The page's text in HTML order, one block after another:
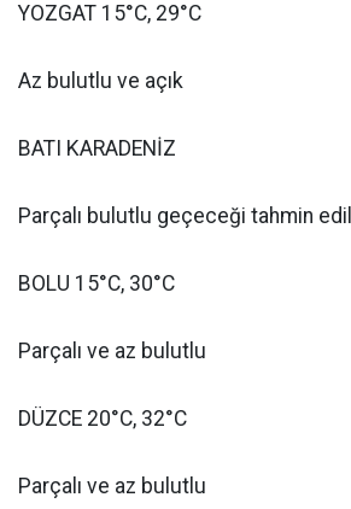
YOZGAT 15°C, 29°C
Az bulutlu ve açık
BATI KARADENİZ
Parçalı bulutlu geçeceği tahmin
BOLU 15°C, 30°C
Parçalı ve az bulutlu
DÜZCE 20°C, 32°C
Parçalı ve az bulutlu